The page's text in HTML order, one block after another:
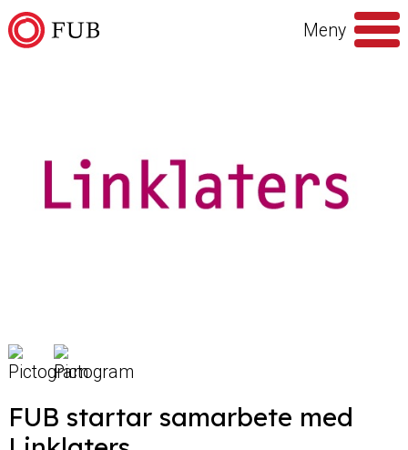
Hoppa till innehåll
Meny
FUB startar samarbete med